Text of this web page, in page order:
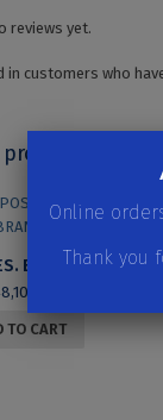
reviews yet.
in customers who
LIPOSOMES. BIOMEMBRANE MODELS
TO CART
Online
Thank you